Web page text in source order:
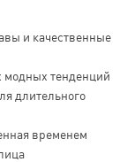
и качественные
модных тенденций
длительного
временем